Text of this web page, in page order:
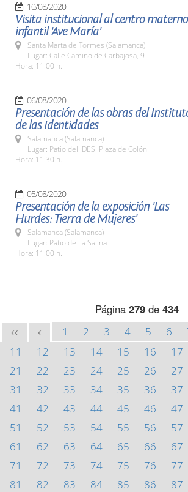
10/08/2020
Visita institucional al centro materno
infantil 'Ave María'
Santa Marta de Tormes (Salamanca)
Lugar: Calle Camino de Carbajosa, 9
Hora: 11:00 h.
06/08/2020
Presentación de las obras del
de las Identidades
Salamanca (Salamanca)
Lugar: Patio del IDES. Plaza de Colón
Hora: 11:30 h.
05/08/2020
Presentación de la exposición 'Las
Hurdes: Tierra de Mujeres'
Salamanca (Salamanca)
Lugar: Patio de La Salina
Hora: 11:00 h.
Página 279de 434
<< < 1 2 3 4 5 6
11
12 13 14 15 16 17
21
22 23 24 25 26 27
31
32 33 34 35 36 37
41
42 43 44 45 46 47
51
52 53 54 55 56 57
61
62 63 64 65 66 67
71
72 73 74 75 76 77
81
82 83 84 85 86 87